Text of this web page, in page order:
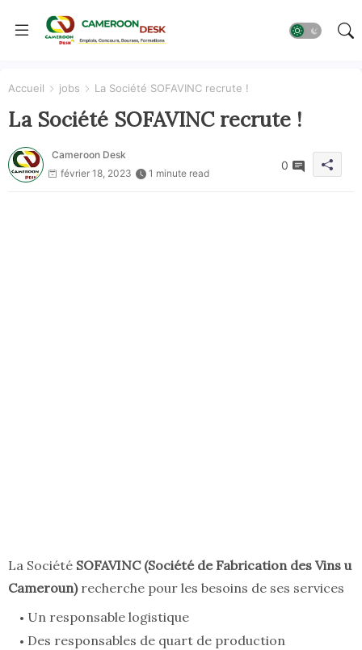
Accueil jobs La Société SOFAVINC recrute !
La Société SOFAVINC recrute !
Cameroon Desk
février 18, 2023
1 minute read
0
La Société SOFAVINC (Société de Fabrication des Vins u
Cameroun)recherche pour les besoins de ses services
Un responsable logistique
Des responsables de quart de production